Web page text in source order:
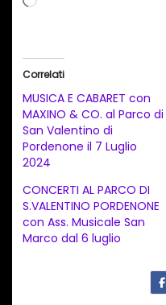
a
m
e
t
o
i
Correlati
MUSICA E CABARET con
MAXINO & CO. al Parco di
San Valentino di
Pordenone il 7 Luglio
2024
CONCERTI AL PARCO DI
S.VALENTINO PORDENONE
con Ass. Musicale San
Marco dal 6 luglio